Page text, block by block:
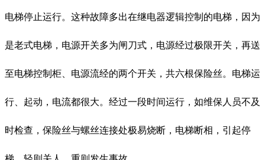
电梯停止运行。这种故障多出在继电器逻辑控制的电梯，因为
是老式电梯，电源开关多为闸刀式，电源经过极限开关，再送
至电梯控制柜、电源流经的两个开关，共六根保险丝。电梯运
行、起动，电流都很大。经过一段时间运行，如维保人员不及
时检查，保险丝与螺丝连接处极易烧断，电梯断相，引起停